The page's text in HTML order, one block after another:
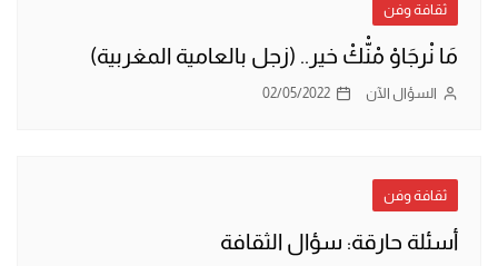
ثقافة وفن
مَا نْرجَاوْ مْنّْكْ خير.. (زجل بالعامية المغربية)
السؤال الآن 02/05/2022
ثقافة وفن
أسئلة حارقة: سؤال الثقافة